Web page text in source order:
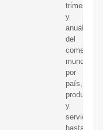
y
anuales
del
comercio
mundial,
por
país,
producto
y
servicio,
hasta